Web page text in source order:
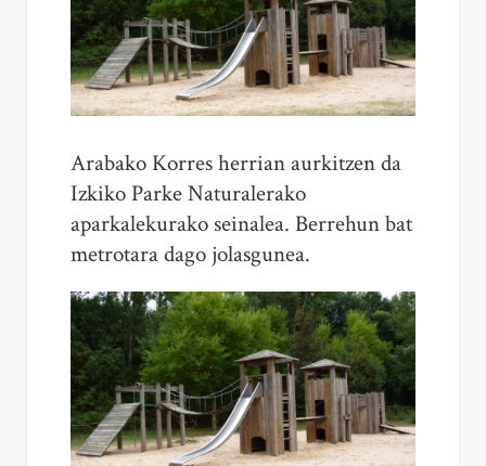
Arabako Korres herrian aurkitzen da
Izkiko Parke Naturalerako
aparkalekurako seinalea. Berrehun bat
metrotara dago jolasgunea.